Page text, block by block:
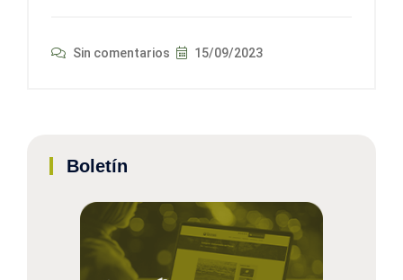
Sin comentarios 15/09/2023
Boletín